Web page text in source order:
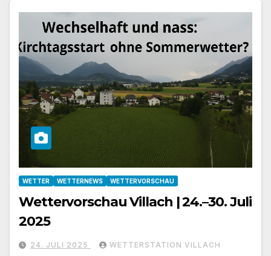
WETTER WETTERNEWS WETTERVORSCHAU
Wettervorschau Villach | 24.–30. Juli
2025
24. JULI 2025 WETTERSTATION VILLACH